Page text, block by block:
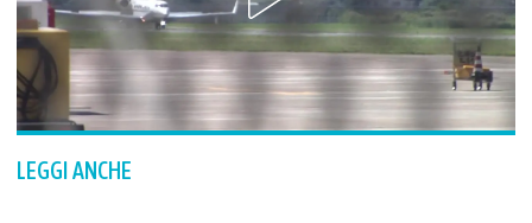
LEGGI ANCHE